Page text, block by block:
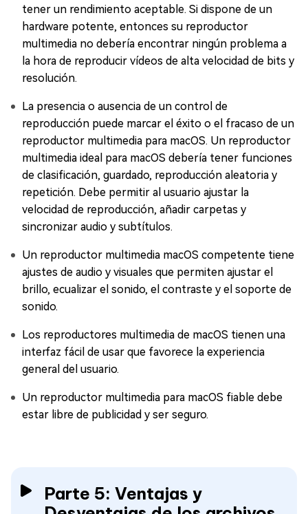
tener un rendimiento aceptable. Si dispone de un
hardware potente, entonces su reproductor
multimedia no debería encontrar ningún problema a
la hora de reproducir vídeos de alta velocidad de bits y
resolución.
La presencia o ausencia de un control de
reproducción puede marcar el éxito o el fracaso de un
reproductor multimedia para macOS. Un reproductor
multimedia ideal para macOS debería tener funciones
de clasificación, guardado, reproducción aleatoria y
repetición. Debe permitir al usuario ajustar la
velocidad de reproducción, añadir carpetas y
sincronizar audio y subtítulos.
Un reproductor multimedia macOS competente tiene
ajustes de audio y visuales que permiten ajustar el
brillo, ecualizar el sonido, el contraste y el soporte de
sonido.
Los reproductores multimedia de macOS tienen una
interfaz fácil de usar que favorece la experiencia
general del usuario.
Un reproductor multimedia para macOS fiable debe
estar libre de publicidad y ser seguro.
Parte 5: Ventajas y